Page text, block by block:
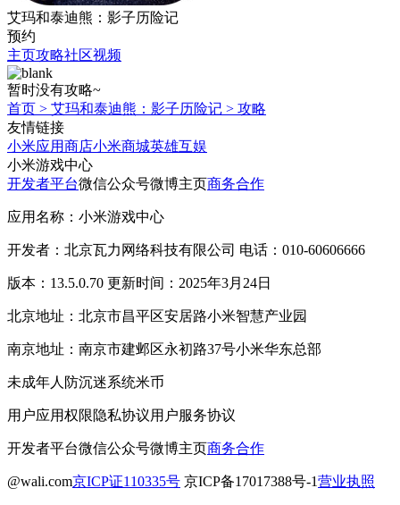
艾玛和泰迪熊：影子历险记
预约
主页攻略社区视频
暂时没有攻略~
首页 > 艾玛和泰迪熊：影子历险记 > 攻略
友情链接
小米应用商店小米商城英雄互娱
小米游戏中心
开发者平台微信公众号微博主页商务合作
应用名称：小米游戏中心
开发者：北京瓦力网络科技有限公司 电话：010-60606666
版本：13.5.0.70 更新时间：2025年3月24日
北京地址：北京市昌平区安居路小米智慧产业园
南京地址：南京市建邺区永初路37号小米华东总部
未成年人防沉迷系统米币
用户应用权限隐私协议用户服务协议
开发者平台微信公众号微博主页商务合作
@wali.com京ICP证110335号 京ICP备17017388号-1营业执照